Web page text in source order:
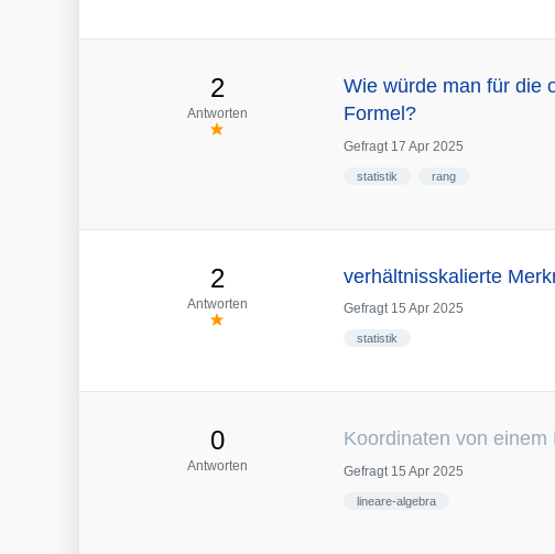
2
Antworten
Wie würde man für die
Formel?
Gefragt 17 Apr 2025
statistik rang
2
Antworten
verhältnisskalierte
Gefragt 15 Apr 2025
statistik
0
Antworten
Koordinaten von
Gefragt 15 Apr 2025
lineare-algebra